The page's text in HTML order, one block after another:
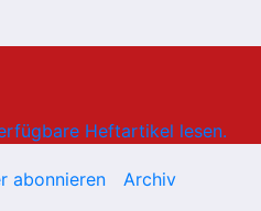
Heftartikel lesen.
abonnieren Archiv